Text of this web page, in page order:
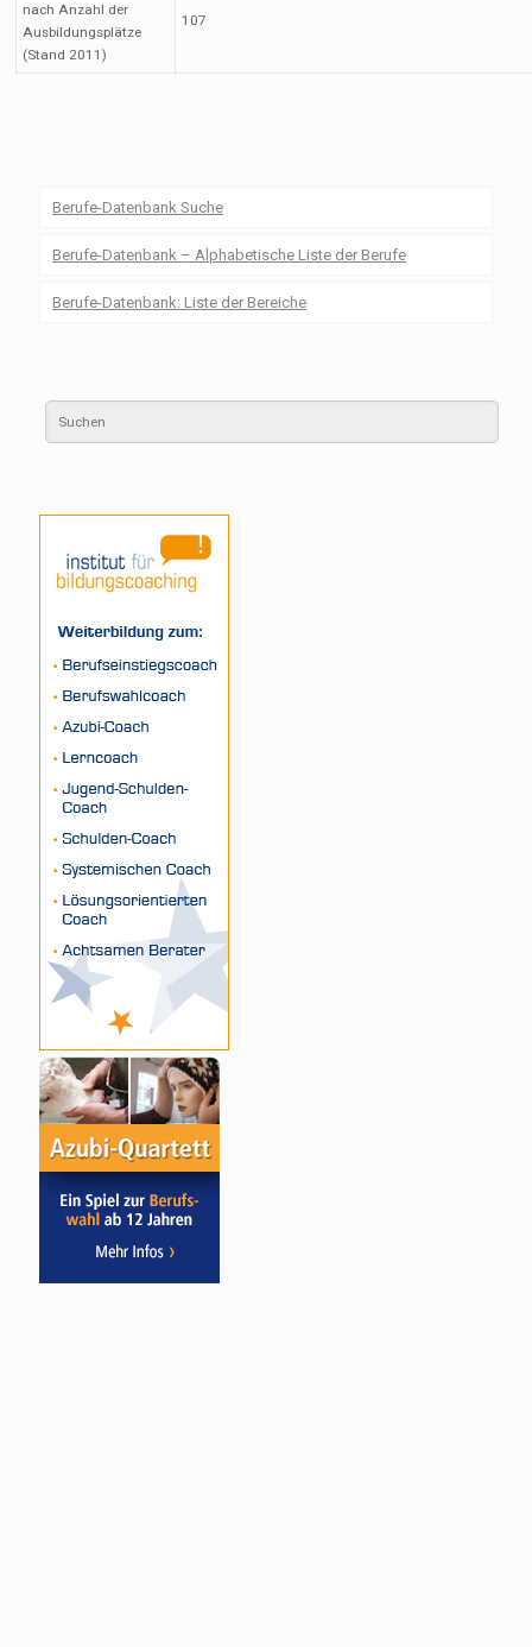
nach Anzahl der
Ausbildungsplätze
(Stand 2011)
107
Berufe-Datenbank Suche
Berufe-Datenbank – Alphabetische Liste der Berufe
Berufe-Datenbank: Liste der Bereiche